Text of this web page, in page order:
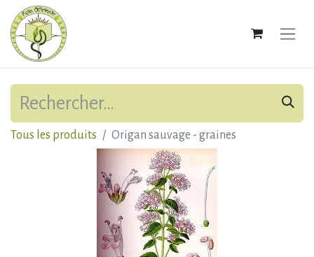
Tous les produits Origan sauvage - graines